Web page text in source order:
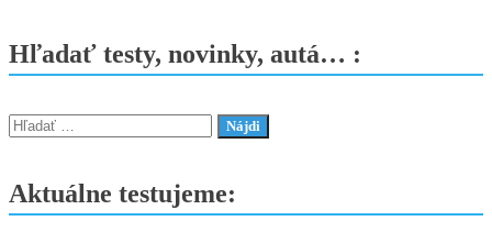
Line
Toto
elektrické
nás
príjemne
Hľadať testy, novinky, autá… :
Hľadať:
Aktuálne testujeme: